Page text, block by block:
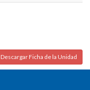
Descargar Ficha de la Unidad